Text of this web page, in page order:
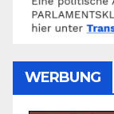
WERBUNG